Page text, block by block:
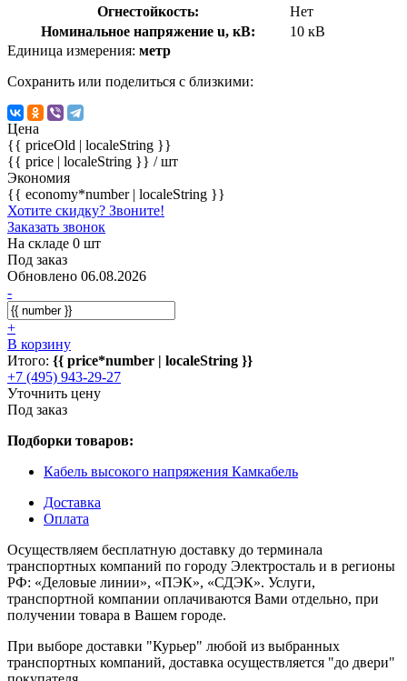
Огнестойкость:
Нет
Номинальное напряжение u, кВ:
10 кВ
Единица измерения: метр
Сохранить или поделиться с близкими:
Цена
{{ priceOld | localeString }}
{{ price | localeString }} / шт
Экономия
{{ economy*number | localeString }}
Хотите скидку? Звоните!
Заказать звонок
На складе 0 шт
Под заказ
Обновлено 06.08.2026
-
+
В корзину
Итого: {{ price*number | localeString }}
+7 (495) 943-29-27
Уточнить цену
Под заказ
Подборки товаров:
Кабель высокого напряжения Камкабель
Доставка
Оплата
Осуществляем бесплатную доставку до терминала
транспортных компаний по городу Электросталь и в регионы
РФ: «Деловые линии», «ПЭК», «СДЭК». Услуги,
транспортной компании оплачиваются Вами отдельно, при
получении товара в Вашем городе.
При выборе доставки "Курьер" любой из выбранных
транспортных компаний, доставка осуществляется "до двери"